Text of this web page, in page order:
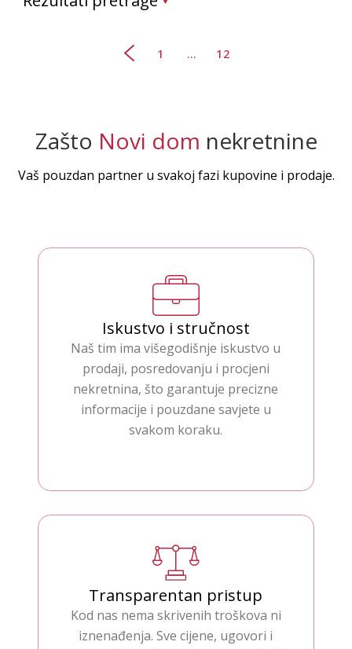
1 ... 12
Zašto Novi dom nekretnine
Vaš pouzdan partner u svakoj fazi kupovine i prodaje.
Iskustvo i stručnost
Naš tim ima višegodišnje iskustvo u
prodaji, posredovanju i procjeni
nekretnina, što garantuje precizne
informacije i pouzdane savjete u
svakom koraku.
Transparentan pristup
Kod nas nema skrivenih troškova ni
iznenađenja. Sve cijene, ugovori i